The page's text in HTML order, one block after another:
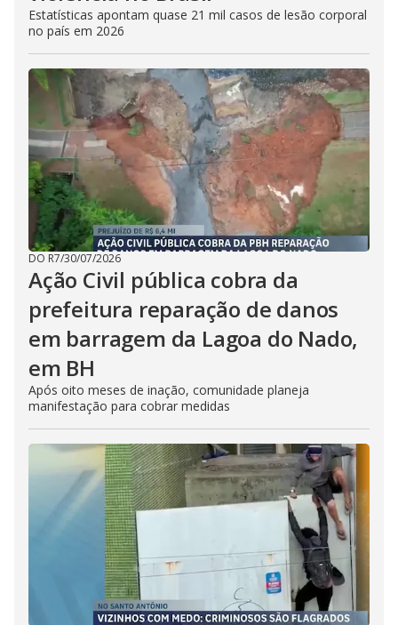
Estatísticas apontam quase 21 mil casos de lesão corporal
no país em 2026
DO R7/30/07/2026
Ação Civil pública cobra da
prefeitura reparação de danos
em barragem da Lagoa do Nado,
em BH
Após oito meses de inação, comunidade planeja
manifestação para cobrar medidas